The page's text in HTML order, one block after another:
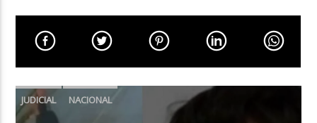
TÍTULO
ARTISTA
JUDICIAL NACIONAL